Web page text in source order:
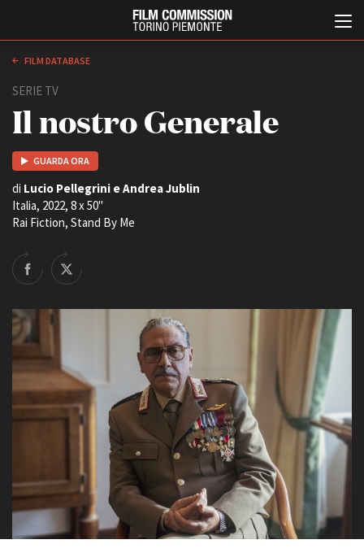
ABOUT
Chi siamo
Contatti
La sede
Partner
Rete regionale
Bilancio sociale
Amministrazione
Sostenibilità ambientale
SERVIZI
Servizi generali
Avenue Cove - Erasmus +
La Grazia - Immagini e
location della Torino di Paolo
Sorrentino
Open Day
Ciak in TOur!
FESTIVAL, MARKETS,
AWARDS
International Film Festival
Rotterdam
FILM DATABASE
SERIE TV
Il nostro Generale
GUARDA ORA
di Lucio Pellegrini e Andrea Jublin
Italia, 2022, 8 x 50''
Rai Fiction, Stand By Me